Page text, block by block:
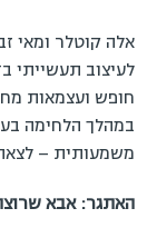
אלה קוטלר ומאי
חופש ועצמאות
במהלך הלחימה
משמעותית –
האתגר: אבא